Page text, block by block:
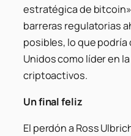
estratégica de
barreras regulatorias
posibles, lo que
Unidos como líder en
criptoactivos.
Un final feliz
El perdón a Ross